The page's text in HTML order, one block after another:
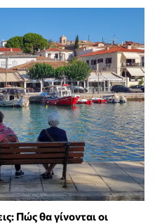
Πώς θα γίνονται οι